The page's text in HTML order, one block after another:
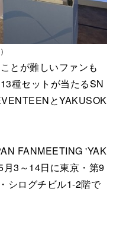
とが難しいファンも
種セットが当たるSN
とYAKUSOK
FANMEETING 'YAK
3～14日に東京・第9
シログチビル1-2階で